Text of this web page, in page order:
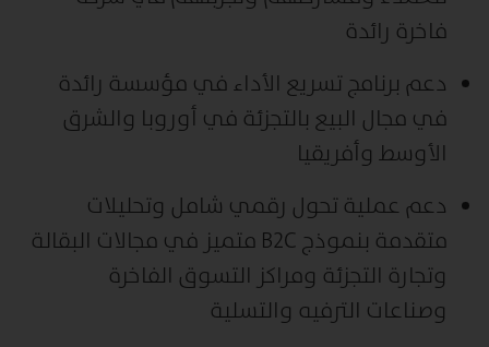
فاخرة رائدة
دعم برنامج تسريع الأداء في مؤسسة رائدة
في مجال البيع بالتجزئة في أوروبا والشرق
الأوسط وأفريقيا
دعم عملية تحول رقمي شامل وتحليلات
متقدمة بنموذج B2C متميز في مجالات البقالة
وتجارة التجزئة ومراكز التسوق الفاخرة
وصناعات الترفيه والتسلية